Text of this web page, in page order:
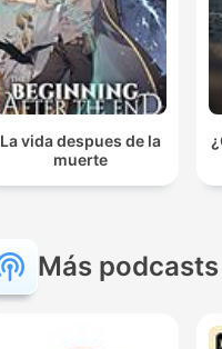
La vida despues de la
muerte
Más